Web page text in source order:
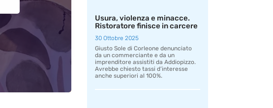
Usura, violenza e minacce.
Ristoratore finisce in carcere
30 Ottobre 2025
Giusto Sole di Corleone denunciato
da un commerciante e da un
imprenditore assistiti da Addiopizzo.
Avrebbe chiesto tassi d’interesse
anche superiori al 100%.